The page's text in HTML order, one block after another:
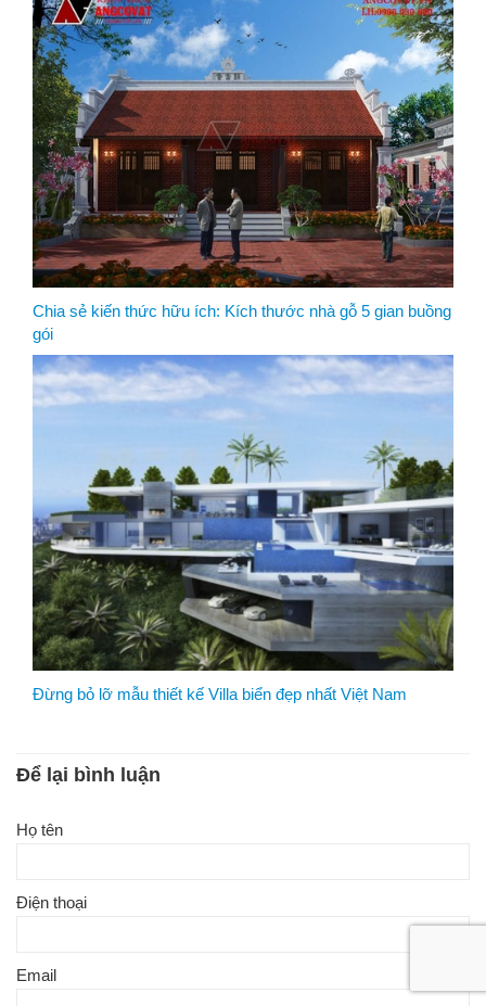
Chia sẻ kiến thức hữu ích: Kích thước nhà gỗ 5 gian buồng
gói
Đừng bỏ lỡ mẫu thiết kế Villa biển đẹp nhất Việt Nam
Để lại bình luận
Họ tên
Điện thoại
Email